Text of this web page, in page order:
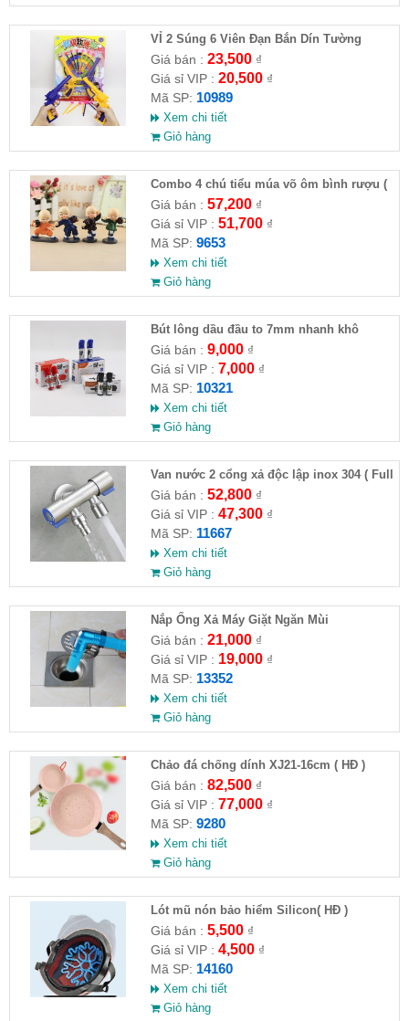
VỈ 2 Súng 6 Viên Đạn Bắn Dín Tường
Giá bán : 23,500₫
Giá sỉ VIP : 20,500₫
Mã SP: 10989
Xem chi tiết
Giỏ hàng
Combo 4 chú tiểu múa võ ôm bình rượu (
HĐ )
Giá bán : 57,200₫
Giá sỉ VIP : 51,700₫
Mã SP: 9653
Xem chi tiết
Giỏ hàng
Bút lông dầu đầu to 7mm nhanh khô
Giá bán : 9,000₫
Giá sỉ VIP : 7,000₫
Mã SP: 10321
Xem chi tiết
Giỏ hàng
Van nước 2 cổng xả độc lập inox 304 ( Full
VAT )
Giá bán : 52,800₫
Giá sỉ VIP : 47,300₫
Mã SP: 11667
Xem chi tiết
Giỏ hàng
Nắp Ống Xả Máy Giặt Ngăn Mùi
Giá bán : 21,000₫
Giá sỉ VIP : 19,000₫
Mã SP: 13352
Xem chi tiết
Giỏ hàng
Chảo đá chống dính XJ21-16cm ( HĐ )
Giá bán : 82,500₫
Giá sỉ VIP : 77,000₫
Mã SP: 9280
Xem chi tiết
Giỏ hàng
Lót mũ nón bảo hiểm Silicon( HĐ )
Giá bán : 5,500₫
Giá sỉ VIP : 4,500₫
Mã SP: 14160
Xem chi tiết
Giỏ hàng